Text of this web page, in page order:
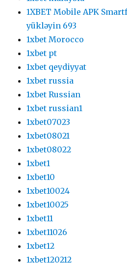
1XBET Mobile APK
yükləyin 693
1xbet Morocco
1xbet pt
1xbet qeydiyyat
1xbet russia
1xbet Russian
1xbet russian1
1xbet07023
1xbet08021
1xbet08022
1xbet1
1xbet10
1xbet10024
1xbet10025
1xbet11
1xbet11026
1xbet12
1xbet120212